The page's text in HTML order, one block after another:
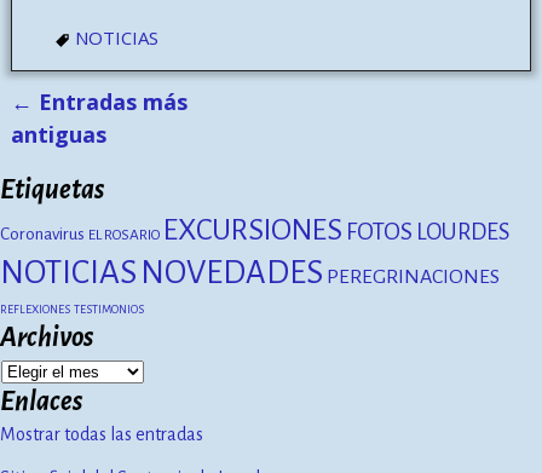
NOTICIAS
Navegación de entradas
← Entradas más
antiguas
Etiquetas
Coronavirus EL ROSARIO EXCURSIONES FOTOS LOURDES
NOTICIAS NOVEDADES PEREGRINACIONES
REFLEXIONES TESTIMONIOS
Archivos
Enlaces
Mostrar todas las entradas